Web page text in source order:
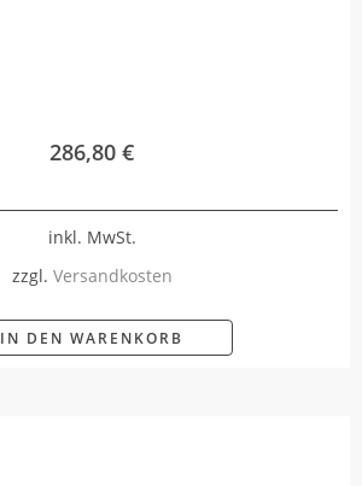
286,80 €
inkl. MwSt.
zzgl. Versandkosten
IN DEN WARENKORB